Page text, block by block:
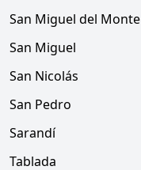
San Miguel del Monte
San Miguel
San Nicolás
San Pedro
Sarandí
Tablada